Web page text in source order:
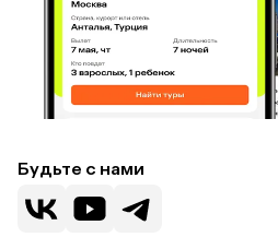
Будьте с нами